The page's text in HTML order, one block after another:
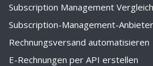
Subscription Management
Subscription-Management-
Rechnungsversand automatisieren
E-Rechnungen per API erstellen